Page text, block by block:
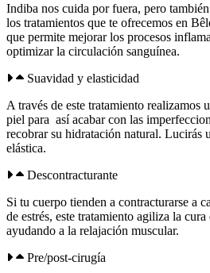
Indiba nos cuida por fuera, pero
los tratamientos que te ofrecemos en
que permite mejorar los procesos
optimizar la circulación sanguínea.
Suavidad y elasticidad
A través de este tratamiento realizamos
piel para así acabar con las
recobrar su hidratación natural. Lucirás
elástica.
Descontracturante
Si tu cuerpo tienden a contracturarse a
de estrés, este tratamiento agiliza la
ayudando a la relajación muscular.
Pre/post-cirugía